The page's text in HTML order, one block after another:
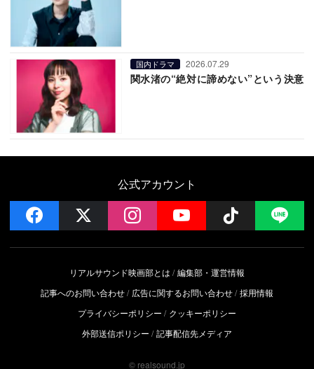
国内ドラマ 2026.07.29
関水渚の“絶対に諦めない”という決意
公式アカウント
facebook instagramYouTube Follow
リアルサウンド映画部とは
編集部・運営情報
記事へのお問い合わせ
広告に関するお問い合わせ 採用情報
プライバシーポリシー
クッキーポリシー
外部送信ポリシー
記事配信先メディア
© realsound.jp